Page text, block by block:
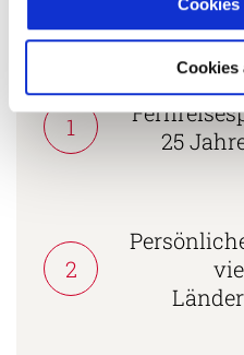
Cookies
5 Gründe warum Sie
die richtige
1
25
2